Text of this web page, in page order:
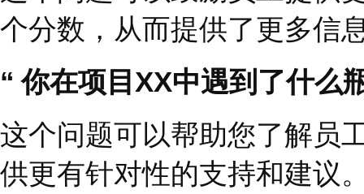
提问题，你给出简明而
然而在一对一面谈中，
真实情况的机会 ，也更
感受到信任和激励。